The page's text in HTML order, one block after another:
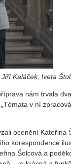
Kaláček, Iveta
nám trvala
v ní
ocenění Kateřina
korespondence
Šolcová a